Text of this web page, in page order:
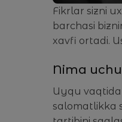
Fikrlar sizni
barchasi
xavfi ortadi.
Nima
Uyqu
salomatlikka